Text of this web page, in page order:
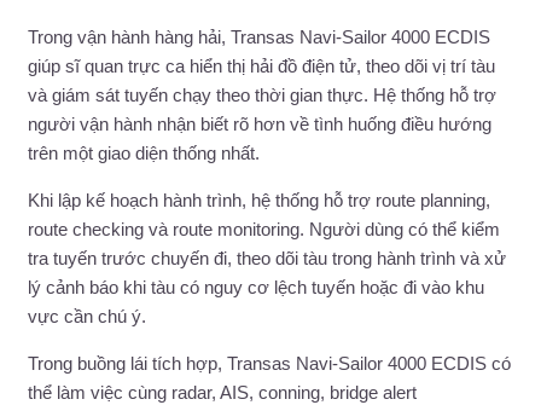
Trong vận hành hàng hải, Transas Navi-Sailor 4000 ECDIS
giúp sĩ quan trực ca hiển thị hải đồ điện tử, theo dõi vị trí tàu
và giám sát tuyến chạy theo thời gian thực. Hệ thống hỗ trợ
người vận hành nhận biết rõ hơn về tình huống điều hướng
trên một giao diện thống nhất.
Khi lập kế hoạch hành trình, hệ thống hỗ trợ route planning,
route checking và route monitoring. Người dùng có thể kiểm
tra tuyến trước chuyến đi, theo dõi tàu trong hành trình và xử
lý cảnh báo khi tàu có nguy cơ lệch tuyến hoặc đi vào khu
vực cần chú ý.
Trong buồng lái tích hợp, Transas Navi-Sailor 4000 ECDIS có
thể làm việc cùng radar, AIS, conning, bridge alert